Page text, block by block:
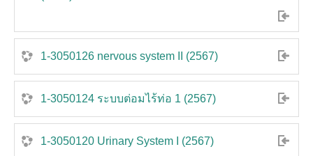
1-3050126 nervous system II (2567)
1-3050124 ระบบต่อมไร้ท่อ 1 (2567)
1-3050120 Urinary System I (2567)